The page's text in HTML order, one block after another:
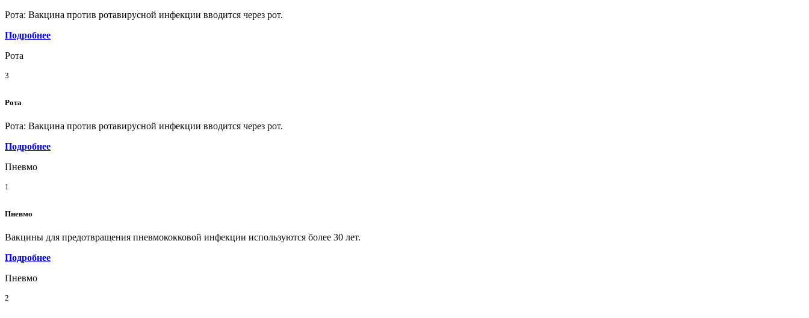
Рота: Вакцина против ротавирусной инфекции вводится через рот.
Подробнее
Рота
3
Рота
Рота: Вакцина против ротавирусной инфекции вводится через рот.
Подробнее
Пневмо
1
Пневмо
Вакцины для предотвращения пневмококковой инфекции используются более 30 лет.
Подробнее
Пневмо
2